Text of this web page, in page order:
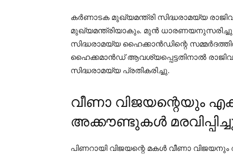
കര്‍ണാടക മുഖ്യമന്ത്രി സിദ്ധരാമയ്യ
മുഖ്യമന്ത്രിയാകും. മുന്‍ ധാരണയനുസരിച്ചു
സിദ്ധരാമയ്യ ഹൈക്കാന്‍ഡിന്റെ
ഹൈക്കമാന്‍ഡ് ആവശ്യപ്പെട്ടതിനാല്‍
സിദ്ധരാമയ്യ പ്രതികരിച്ചു.
വീണാ വിജയന്റെയും
അക്കൗണ്ടുകൾ
പിണറായി വിജയന്റെ മകള്‍ വീണാ